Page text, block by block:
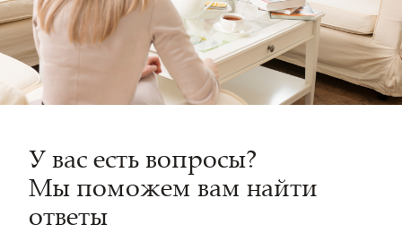
У вас есть вопросы?
Мы поможем вам найти
ответы